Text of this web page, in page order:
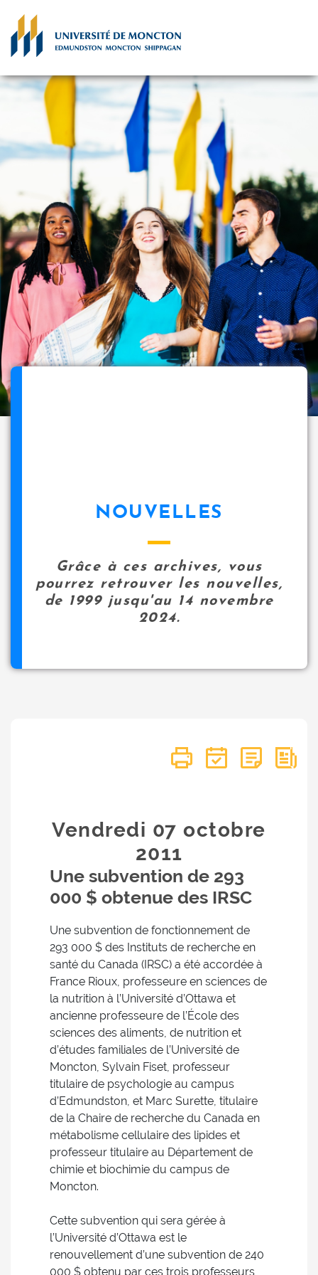
NOUVELLES
Grâce à ces archives, vous
pourrez retrouver les nouvelles,
de 1999 jusqu'au 14 novembre
2024.
Vendredi 07octobre
2011
Une subvention de 293
000 $ obtenue des IRSC
Une subvention de fonctionnement de
293 000 $ des Instituts de recherche en
santé du Canada (IRSC) a été accordée à
France Rioux, professeure en sciences de
la nutrition à l’Université d’Ottawa et
ancienne professeure de l’École des
sciences des aliments, de nutrition et
d’études familiales de l’Université de
Moncton, Sylvain Fiset, professeur
titulaire de psychologie au campus
d’Edmundston, et Marc Surette, titulaire
de la Chaire de recherche du Canada en
métabolisme cellulaire des lipides et
professeur titulaire au Département de
chimie et biochimie du campus de
Moncton.
Cette subvention qui sera gérée à
l’Université d’Ottawa est le
renouvellement d’une subvention de 240
000 $ obtenu par ces trois professeurs